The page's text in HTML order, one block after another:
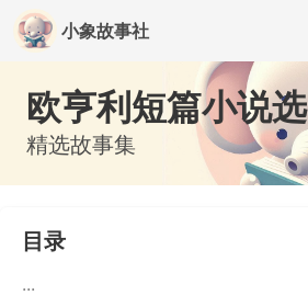
小象故事社
欧亨利短篇小说选
精选故事集
目录
...